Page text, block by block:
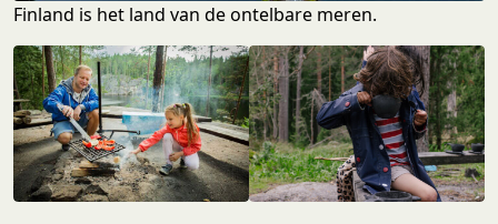
Finland is het land van de ontelbare meren.